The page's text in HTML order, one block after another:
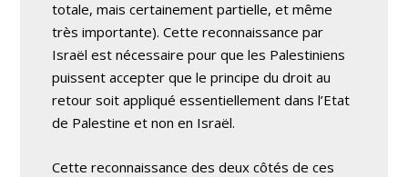
totale, mais certainement partielle, et même
très importante). Cette reconnaissance par
Israël est nécessaire pour que les Palestiniens
puissent accepter que le principe du droit au
retour soit appliqué essentiellement dans l’Etat
de Palestine et non en Israël.
Cette reconnaissance des deux côtés de ces